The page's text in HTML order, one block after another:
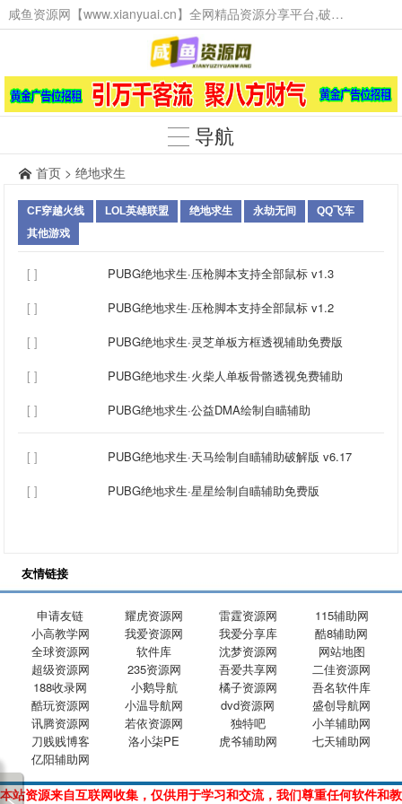
咸鱼资源网【www.xianyuai.cn】全网精品资源分享平台,破解软件,技术源码,火爆项目,工具辅助,这里无所不有。
导航
首页 > 绝地求生
CF穿越火线 LOL英雄联盟 绝地求生 永劫无间
QQ飞车
其他游戏
[ ]
PUBG绝地求生·压枪脚本支持全部鼠标 v1.3
[ ]
PUBG绝地求生·压枪脚本支持全部鼠标 v1.2
[ ]
PUBG绝地求生·灵芝单板方框透视辅助免费版
[ ]
PUBG绝地求生·火柴人单板骨骼透视免费辅助
[ ]
PUBG绝地求生·公益DMA绘制自瞄辅助
[ ]
PUBG绝地求生·天马绘制自瞄辅助破解版 v6.17
[ ]
PUBG绝地求生·星星绘制自瞄辅助免费版
友情链接
申请友链 耀虎资源网 雷霆资源网
115辅助网
小高教学网
我爱资源网 我爱分享库
酷8辅助网
全球资源网
软件库 沈梦资源网
网站地图
超级资源网
235资源网 吾爱共享网
二佳资源网
188收录网
小鹅导航 橘子资源网
吾名软件库
酷玩资源网
小温导航网 dvd资源网
盛创导航网
讯腾资源网
若依资源网 独特吧
小羊辅助网
刀贱贱博客
洛小柒PE 虎爷辅助网
七天辅助网
亿阳辅助网
本站资源来自互联网收集，仅供用于学习和交流，我们尊重任何软件和教